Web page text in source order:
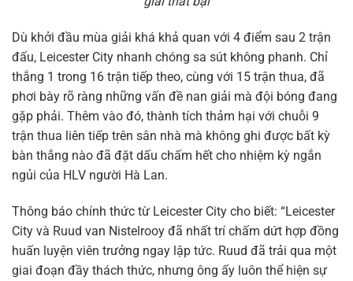
Dù khởi đầu mùa giải khá khả quan với 4 điểm sau 2 trận
đấu, Leicester City nhanh chóng sa sút không phanh. Chỉ
thắng 1 trong 16 trận tiếp theo, cùng với 15 trận thua, đã
phơi bày rõ ràng những vấn đề nan giải mà đội bóng đang
gặp phải. Thêm vào đó, thành tích thảm hại với chuỗi 9
trận thua liên tiếp trên sân nhà mà không ghi được bất kỳ
bàn thắng nào đã đặt dấu chấm hết cho nhiệm kỳ ngắn
ngủi của HLV người Hà Lan.
Thông báo chính thức từ Leicester City cho biết: “Leicester
City và Ruud van Nistelrooy đã nhất trí chấm dứt hợp đồng
huấn luyện viên trưởng ngay lập tức. Ruud đã trải qua một
giai đoạn đầy thách thức, nhưng ông ấy luôn thể hiện sự